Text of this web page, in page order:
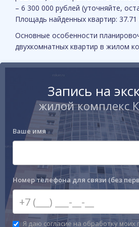
– 6 300 000 рублей (уточняйте,
Площадь найденных квартир: 37.71
Основные особенности
двухкомнатных квартир в жилом
Запись на
жилой комплекс
Ваше имя
Номер телефона для связи (без
Я даю согласие на обработку